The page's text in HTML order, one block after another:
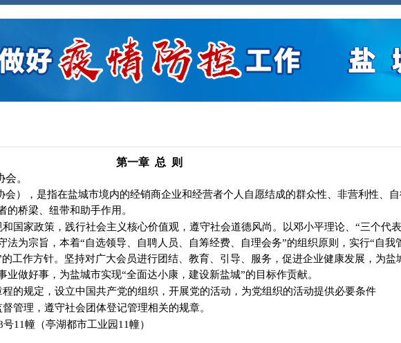
第一章 总
则
。
会），是指在盐城市境内的经销商企业和经营者个人自愿结成的群众性、非营利性、
桥梁、纽带和助手作用。
国家政策，践行社会主义核心价值观，遵守社会道德风尚。以邓小平理论
“三个代
法为宗旨，本着“自选领导、自聘人员、自筹经费、自理会务”的组织原则，实行“自我
工作方针。坚持对广大会员进行团结、教育、引导、服务，促进企业健康发展，为盐
业做好事，为盐城市实现“全面达小康，建设新盐城”的目标作贡献。
的规定，设立中国共产党的组织，开展党的活动，为党组织的活动提供必要条件
管理，遵守社会团体登记管理相关的规章。
号11幢（亭湖都市工业园11幢）